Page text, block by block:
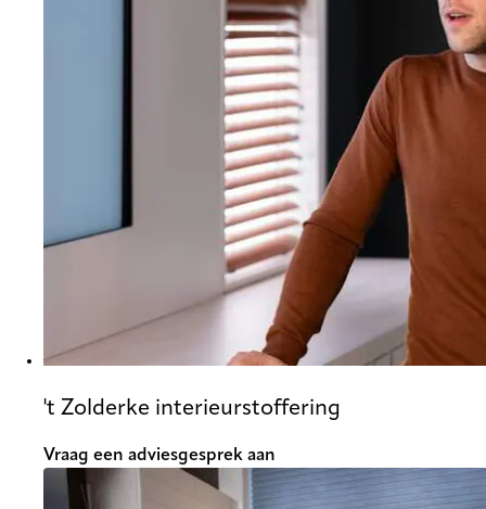
't Zolderke interieurstoffering
Vraag een adviesgesprek aan